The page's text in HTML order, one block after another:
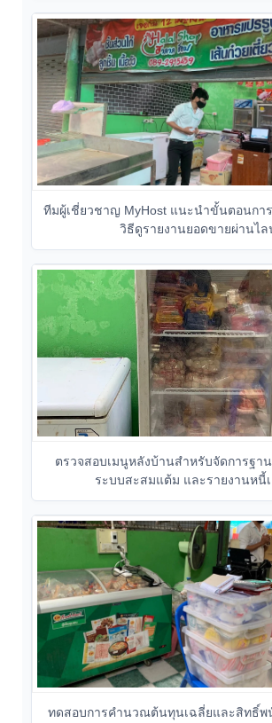
ทีมผู้เชี่ยวชาญ MyHost แนะนำขั้นตอนกา
วิธีดูรายงานยอดขายผ่านไล
ตรวจสอบเมนูหลังบ้านสำหรับจัดการฐา
ระบบสะสมแต้ม และรายงานหนี้
ทดสอบการคำนวณต้นทุนเฉลี่ยและสิทธิ์พ